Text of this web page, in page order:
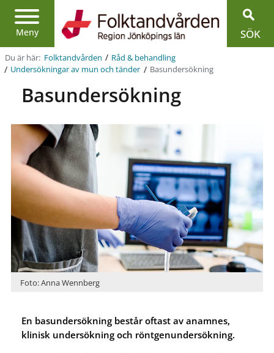
Meny
Region
Jönköpings
län
SÖK
Du är här: Folktandvården / Råd & behandling
/ Under­sökningar av mun och tänder / Basundersökning
Basundersökning
Foto: Anna Wennberg
En basundersökning består oftast av anamnes,
klinisk undersökning och röntgenundersökning.